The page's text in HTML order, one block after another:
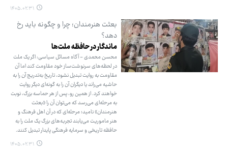
۱۴۰۵.۰۲.۳۱
بعثت هنرمندان؛ چرا و چگونه باید رخ
دهد؟
ماندگار در حافظه ملت‌ها
محسن محمدی - آگاه مسائل سیاسی: اگر یک ملت
در لحظه‌های سرنوشت‌ساز خود مقاومت کند اما آن
مقاومت به روایت تبدیل نشود، تاریخ به‌تدریج آن را به
حاشیه می‌راند یا دیگران آن را به گونه‌ای دیگر روایت
خواهند کرد. از همین رو، پس از هر حماسه بزرگ، نوبت
به مرحله‌ای می‌رسد که می‌توان آن را «بعثت
هنرمندان» نامید؛ مرحله‌ای که در آن اهل فرهنگ و
هنر ماموریت می‌یابند تجربه‌های بزرگ یک ملت را به
حافظه تاریخی و سرمایه فرهنگی پایدار تبدیل کنند.
۱۴۰۵.۰۲.۳۱